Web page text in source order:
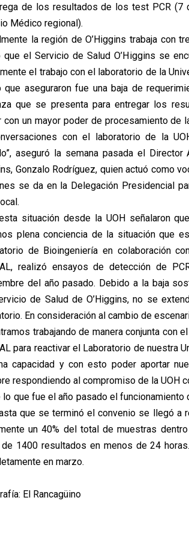
de los resultados de los test PCR (7
Médico regional).
la región de O’Higgins trabaja con
que el Servicio de Salud O’Higgins se
el trabajo con el laboratorio de la
que aseguraron fue una baja de
que se presenta para entregar los
con un mayor poder de procesamiento
con el laboratorio de la
aseguró la semana pasada el
Gonzalo Rodríguez, quien actuó como
se da en la Delegación Presidencial
situación desde la UOH señalaron
plena conciencia de la situación que
de Bioingeniería en colaboración
realizó ensayos de detección de
del año pasado. Debido a la baja
de Salud de O’Higgins, no se
En consideración al cambio de
trabajando de manera conjunta con
para reactivar el Laboratorio de nuestra
capacidad y con esto poder aportar
respondiendo al compromiso de la UOH
lo que fue el año pasado el
que se terminó el convenio se llegó a
un 40% del total de muestras
1400 resultados en menos de 24
en marzo.
El Rancagüino